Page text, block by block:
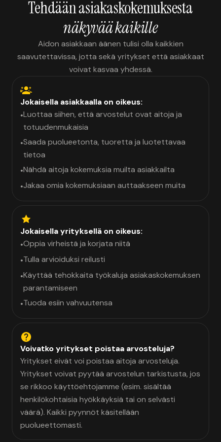
Tehdään asiakaskokemuksesta
näkyvää kaikille
Aidon asiakkaan äänen tulisi olla kaikkien
saavutettavissa, jotta sekä yritykset että asiakkaat
voivat kasvaa yhdessä.
Jokaisella asiakkaalla on oikeus:
•Luottaa siihen, että arvostelut ovat aitoja ja
totuudenmukaisia
•Saada puolueetonta, tuoretta ja luotettavaa
tietoa
•Nähdä aitoja kokemuksia muilta asiakkailta
•Jakaa omia kokemuksiaan auttaakseen muita
Jokaisella yrityksellä on oikeus:
•Oppia virheistä ja korjata niitä
•Tulla arvioiduksi reilusti
•Käyttää tehokkaita työkaluja asiakaskokemuksen
parantamiseen
•Tuoda esiin vahvuutensa
Voivatko yritykset poistaa arvosteluja?
Yritykset eivät voi poistaa aitoja arvosteluja.
Yritykset voivat pyytää arvostelun tarkistusta, jos
se rikkoo käyttöehtojamme (esim. sisältää
henkilökohtaisia hyökkäyksiä tai on selvästi
väärä). Kaikki pyynnöt käsitellään
puolueettomasti.